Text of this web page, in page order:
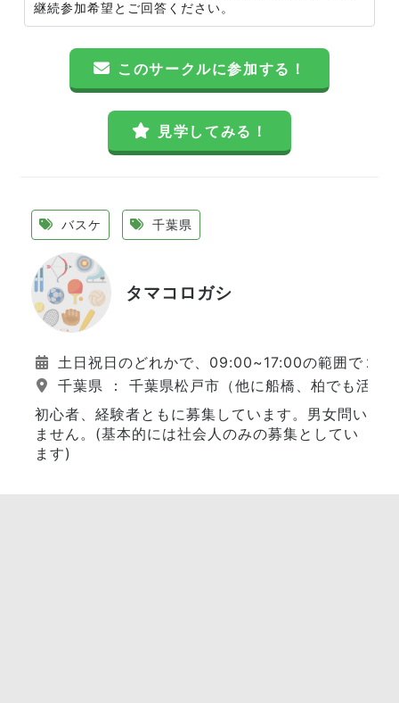
継続参加希望とご回答ください。
このサークルに参加する！
見学してみる！
バスケ 千葉県
タマコロガシ
土日祝日のどれかで、09:00~17:00の範囲で２時
千葉県 ： 千葉県松戸市（他に船橋、柏でも活動
初心者、経験者ともに募集しています。男女問い
ません。(基本的には社会人のみの募集としてい
ます)